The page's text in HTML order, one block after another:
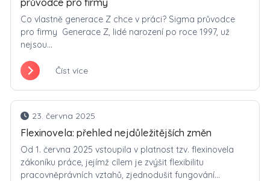
Co vlastně generace Z chce v práci? Sigma průvodce
pro firmy Generace Z, lidé narození po roce 1997, už
nejsou...
Číst více
23. června 2025
Flexinovela: přehled nejdůležitějších změn
Od 1. června 2025 vstoupila v platnost tzv. flexinovela
zákoníku práce, jejímž cílem je zvýšit flexibilitu
pracovněprávních vztahů, zjednodušit fungování...